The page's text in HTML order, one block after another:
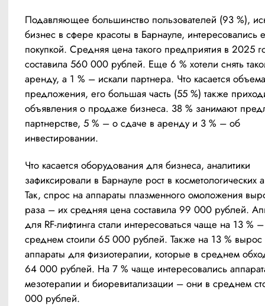
Подавляющее большинство пользователей (93 %),
бизнес в сфере красоты в Барнауле, интересовались
покупкой. Средняя цена такого предприятия в 2025
составила 560 000 рублей. Еще 6 % хотели снять
аренду, а 1 % – искали партнера. Что касается объема
предложения, его большая часть (55 %) также
объявления о продаже бизнеса. 38 % занимают
партнерстве, 5 % – о сдаче в аренду и 3 % – об
инвестировании.
Что касается оборудования для бизнеса, аналитики
зафиксировали в Барнауле рост в косметологических
Так, спрос на аппараты плазменного омоложения
раза – их средняя цена составила 99 000 рублей.
для RF-лифтинга стали интересоваться чаще на 13 %
среднем стоили 65 000 рублей. Также на 13 % вырос
аппараты для физиотерапии, которые в среднем
64 000 рублей. На 7 % чаще интересовались
мезотерапии и биоревитализации – они в среднем
000 рублей.